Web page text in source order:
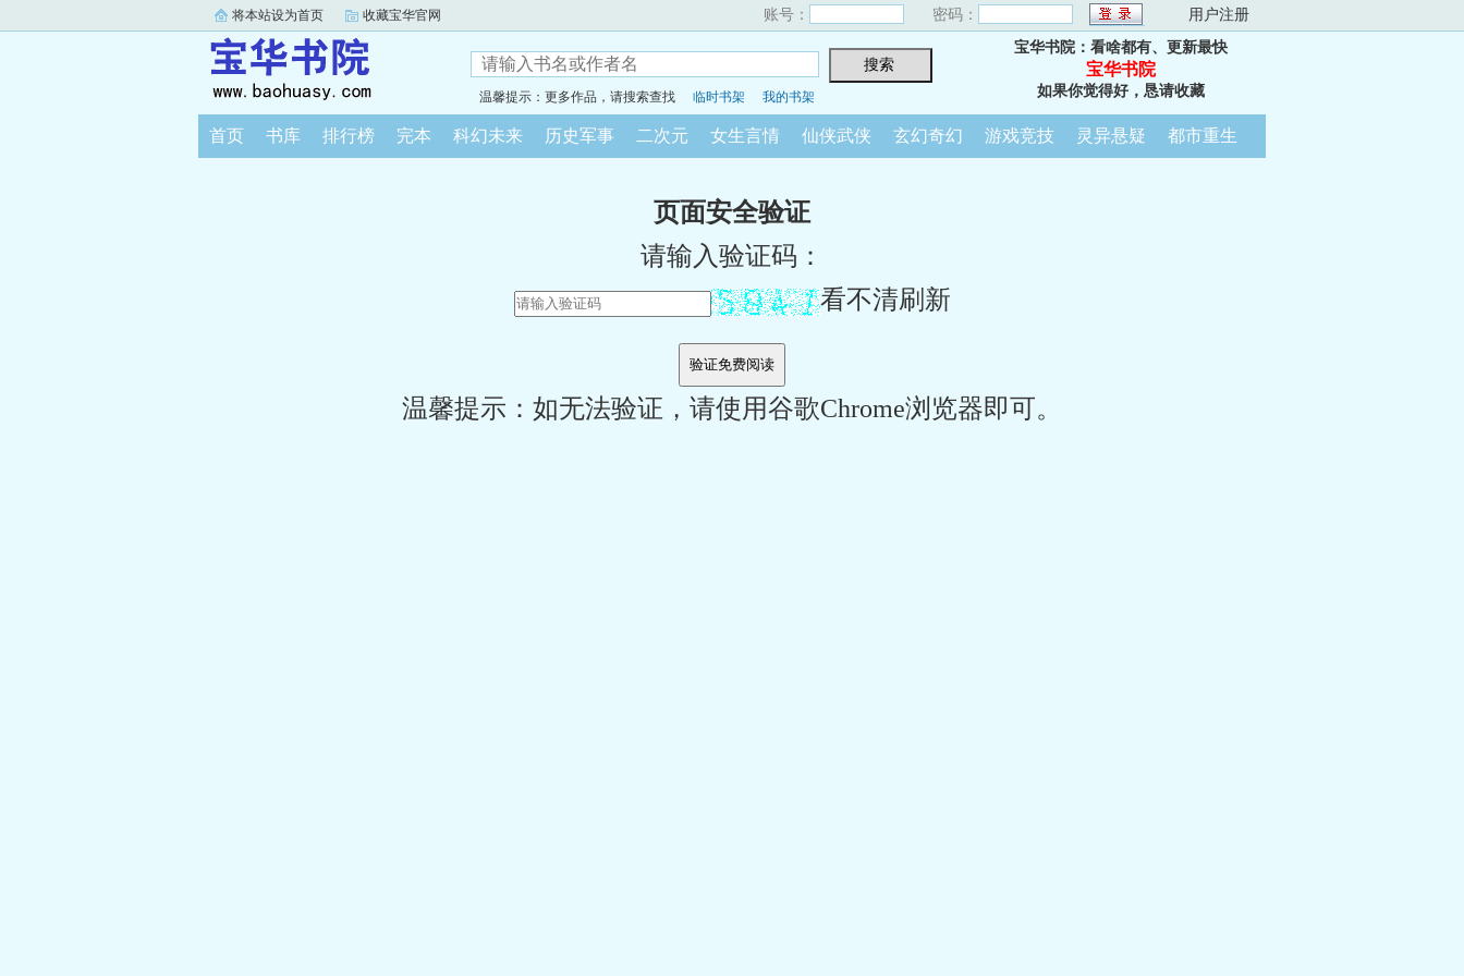
将本站设为首页 收藏宝华官网 账号： 密码： 用户注册
温馨提示：更多作品，请搜索查找 临时书架 我的书架
宝华书院：看啥都有、更新最快
宝华书院
如果你觉得好，恳请收藏
首页 书库 排行榜 完本 科幻未来 历史军事 二次元 女生言情 仙侠武侠 玄幻奇幻 游戏竞技 灵异悬疑 都市重生
页面安全验证
请输入验证码：
看不清刷新
温馨提示：如无法验证，请使用谷歌Chrome浏览器即可。